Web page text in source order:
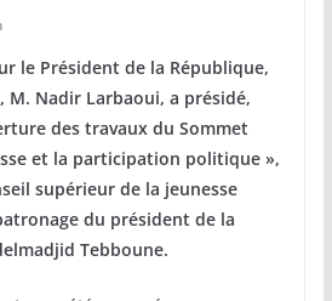
le Président de la République,
M. Nadir Larbaoui, a présidé,
des travaux du Sommet
et la participation politique »,
supérieur de la jeunesse
du président de la
Tebboune.